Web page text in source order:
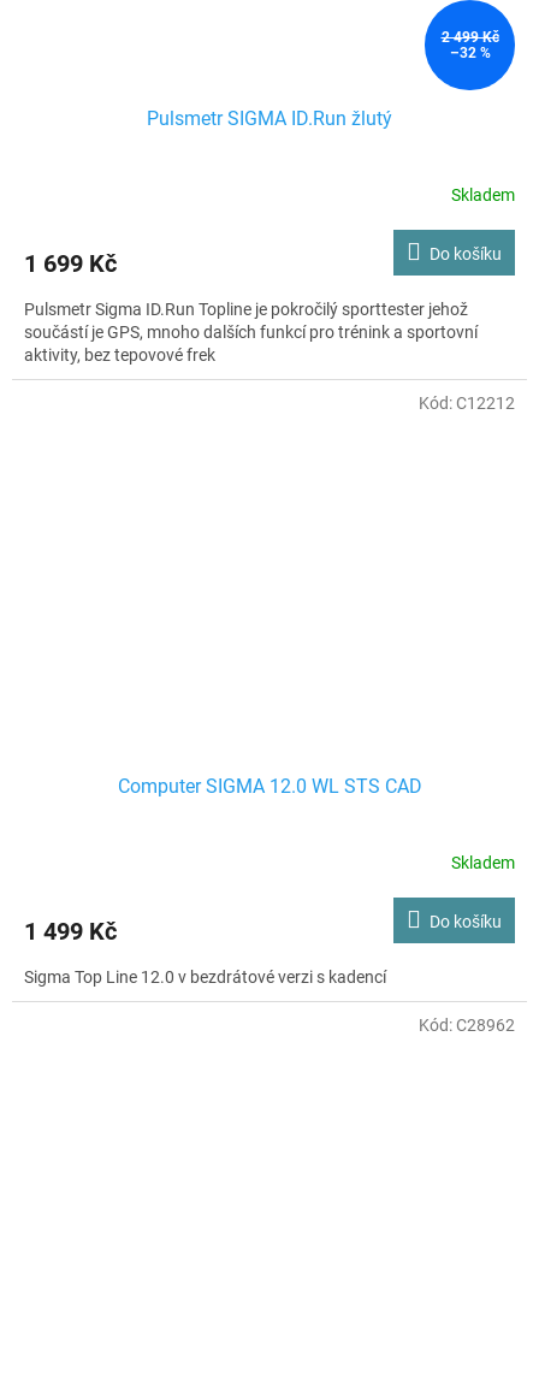
2 499 Kč
–32 %
Pulsmetr SIGMA ID.Run žlutý
Skladem
1 699 Kč Do košíku
Pulsmetr Sigma ID.Run Topline je pokročilý sporttester jehož
součástí je GPS, mnoho dalších funkcí pro trénink a sportovní
aktivity, bez tepovové frek
Computer SIGMA 12.0 WL STS CAD
Skladem
1 499 Kč Do košíku
Sigma Top Line 12.0 v bezdrátové verzi s kadencí
Kód:C12212
Kód:C28962